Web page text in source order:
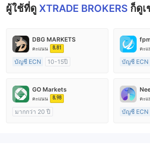
ผู้ใช้ที่ดู XTRADE BROKERS ก็ดู
DBG MARKETS
คะแนน 8.81
บัญชี ECN
10-15ปี
ใบอนุญาต MT4 แบบเต็ม
คะแ
บัญชี ECN
ใบอนุญาต
GO Markets
คะแนน 8.98
มากกว่า 20 ปี
คะแ
บัญชี ECN